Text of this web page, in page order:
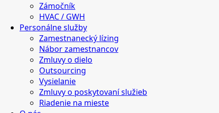
Zámočník
HVAC / GWH
Personálne služby
Zamestnanecký lízing
Nábor zamestnancov
Zmluvy o dielo
Outsourcing
Vysielanie
Zmluvy o poskytovaní služieb
Riadenie na mieste